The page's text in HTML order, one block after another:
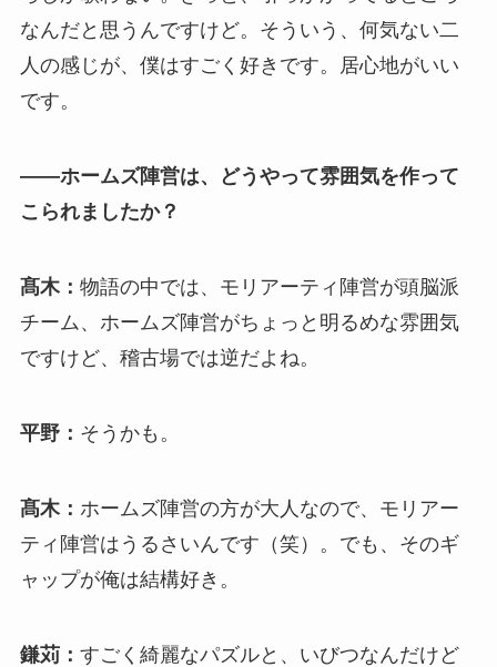
なんだと思うんですけど。そういう、何気ない二
人の感じが、僕はすごく好きです。居心地がいい
です。
――ホームズ陣営は、どうやって雰囲気を作って
こられましたか？
髙木： 物語の中では、モリアーティ陣営が頭脳派
チーム、ホームズ陣営がちょっと明るめな雰囲気
ですけど、稽古場では逆だよね。
平野： そうかも。
髙木： ホームズ陣営の方が大人なので、モリアー
ティ陣営はうるさいんです（笑）。でも、そのギ
ャップが俺は結構好き。
鎌苅： すごく綺麗なパズルと、いびつなんだけど